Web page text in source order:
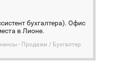
бухгалтера). Офис
в Лионе.
- Продажи / Бухгалтер